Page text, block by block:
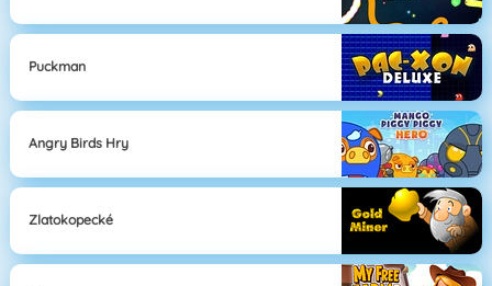
Puckman
Angry Birds Hry
Zlatokopecké